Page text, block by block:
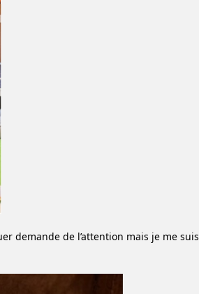
demande de l’attention mais je me suis